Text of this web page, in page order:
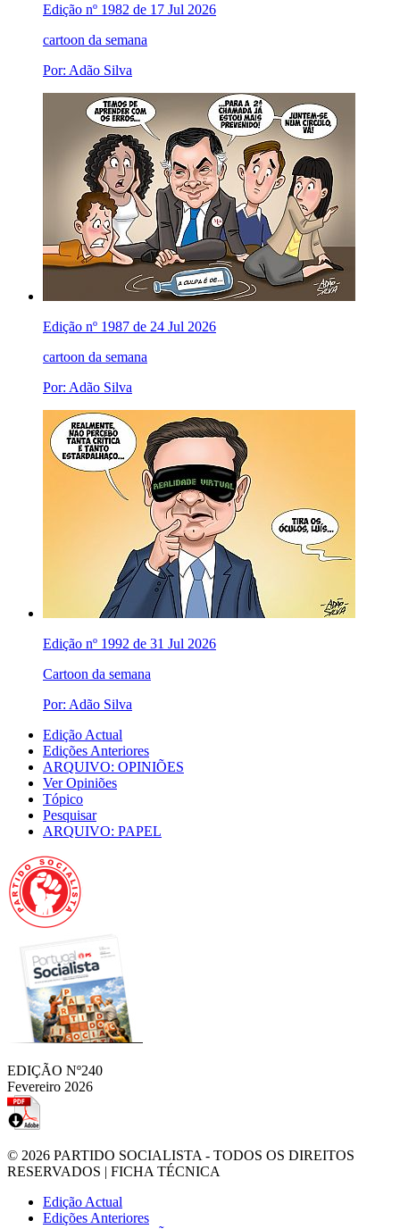
Edição nº 1982 de 17 Jul 2026
cartoon da semana
Por: Adão Silva
Edição nº 1987 de 24 Jul 2026
cartoon da semana
Por: Adão Silva
Edição nº 1992 de 31 Jul 2026
Cartoon da semana
Por: Adão Silva
Edição Actual
Edições Anteriores
ARQUIVO: OPINIÕES
Ver Opiniões
Tópico
Pesquisar
ARQUIVO: PAPEL
EDIÇÃO Nº240
Fevereiro 2026
© 2026 PARTIDO SOCIALISTA - TODOS OS DIREITOS
RESERVADOS | FICHA TÉCNICA
Edição Actual
Edições Anteriores